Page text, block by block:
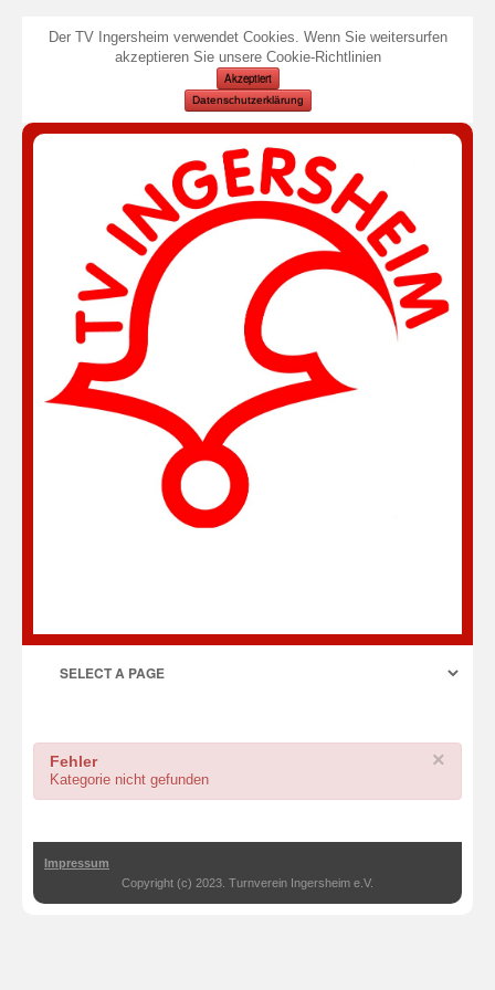
Der TV Ingersheim verwendet Cookies. Wenn Sie weitersurfen
akzeptieren Sie unsere Cookie-Richtlinien
Akzeptiert
Datenschutzerklärung
×
Fehler
Kategorie nicht gefunden
Impressum
Copyright (c) 2023. Turnverein Ingersheim e.V.